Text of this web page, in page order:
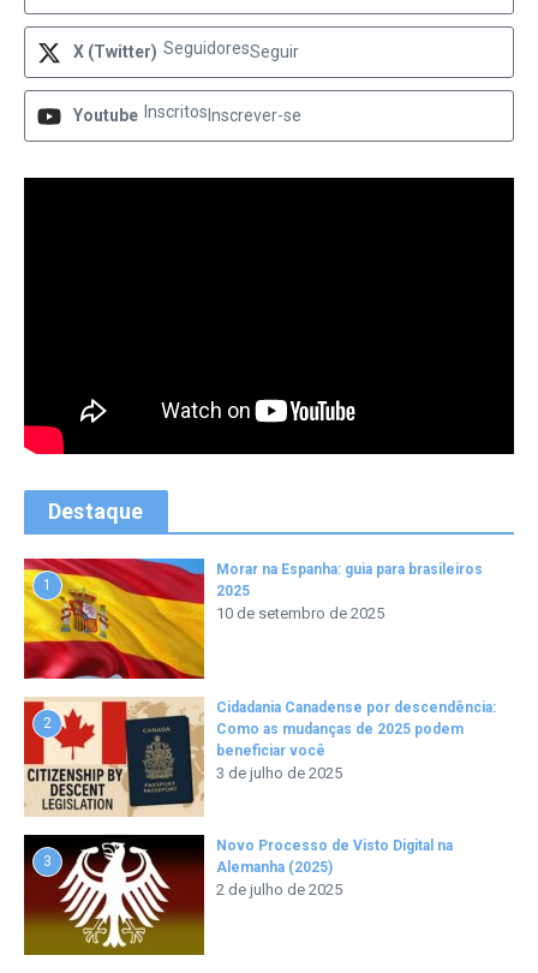
X (Twitter) SeguidoresSeguir
Youtube Inscritos Inscrever-se
Destaque
1
Morar na Espanha: guia para brasileiros
2025
10 de setembro de 2025
2
Cidadania Canadense por descendência:
Como as mudanças de 2025 podem
beneficiar você
3 de julho de 2025
3
Novo Processo de Visto Digital na
Alemanha (2025)
2 de julho de 2025